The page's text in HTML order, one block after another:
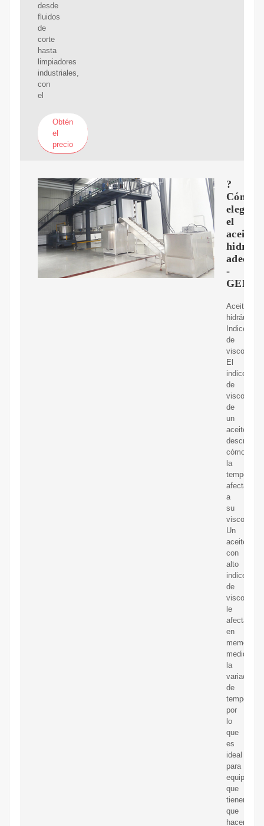
desde
fluidos
de
corte
hasta
limpiadores
industriales,
con
el
Obtén
el
precio
?
Cómo
elegir
el
aceite
-
Aceite
hidráulico
Indice
de
viscosidad
El
indice
de
viscosidad
de
un
aceite
describe
cómo
la
afecta
a
su
Un
aceite
con
alto
indice
de
le
afectará
en
memor
medida
la
variación
de
por
lo
que
es
ideal
para
equipos
que
tienen
que
hacer